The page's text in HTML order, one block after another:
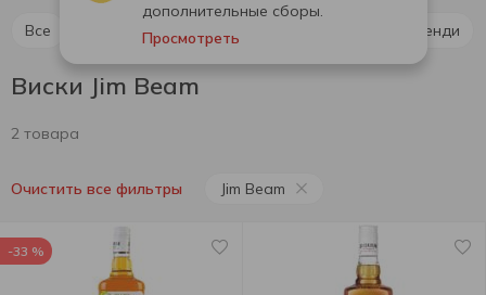
дополнительные сборы.
Просмотреть
Все Коньяк и бренди
Виски Jim Beam
2 товара
Очистить все фильтры Jim Beam
-33 %